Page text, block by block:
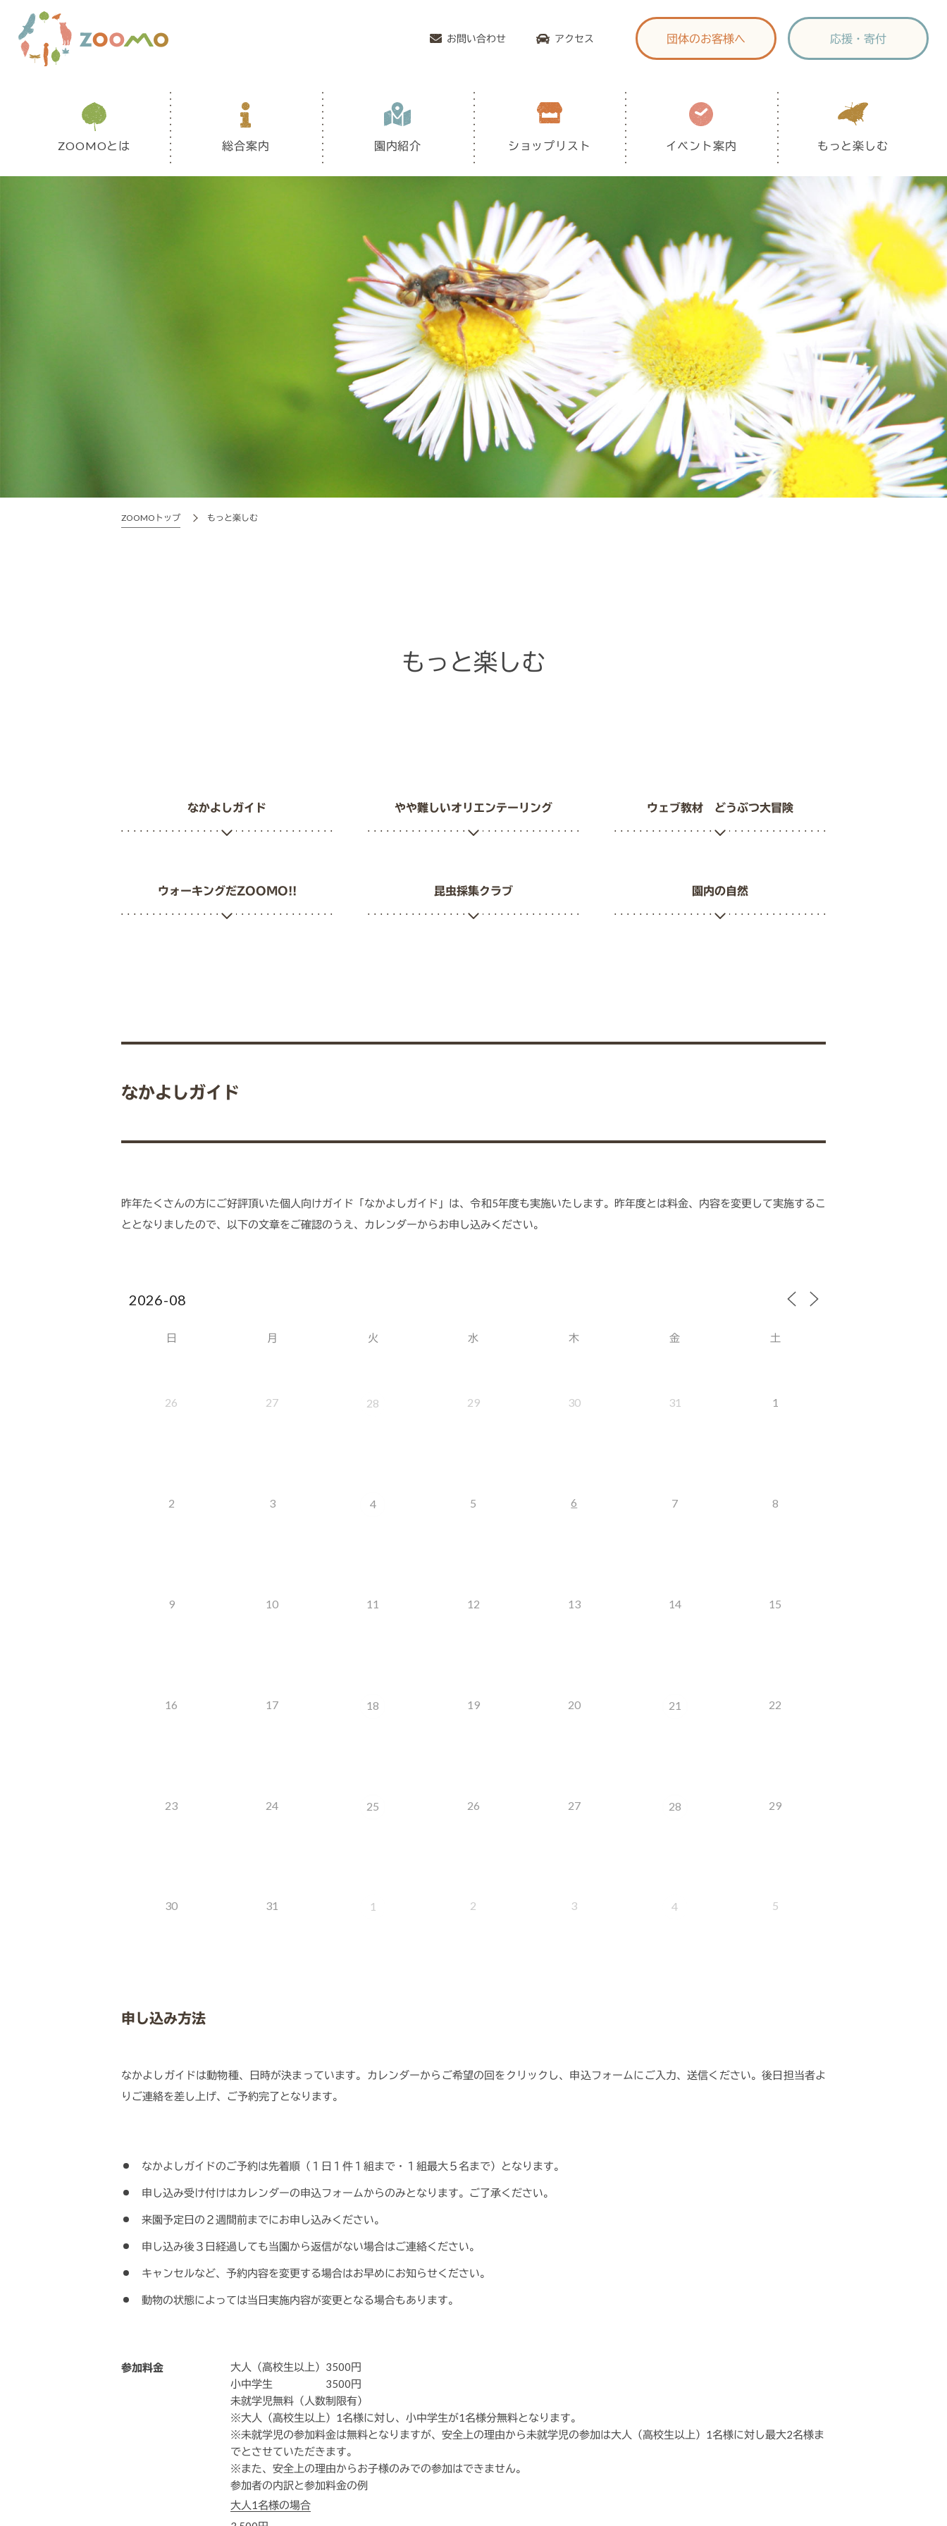
お問い合わせ アクセス 団体のお客様へ 応援・寄付
ZOOMOとは 総合案内 園内紹介 ショップリスト イベント案内 もっと楽しむ
ZOOMOトップ もっと楽しむ
もっと楽しむ
なかよしガイド やや難しいオリエンテーリング ウェブ教材 どうぶつ大冒険
ウォーキングだZOOMO!! 昆虫採集クラブ 園内の自然
なかよしガイド
昨年たくさんの方にご好評頂いた個人向けガイド「なかよしガイド」は、令和5年度も実施いたします。昨年度とは料金、内容を変更して実施するこ
ととなりましたので、以下の文章をご確認のうえ、カレンダーからお申し込みください。
日 月 火 水 木 金 土
26 27 28 29 30 31 1
2 3 4 5 6 7 8
9 10 11 12 13 14 15
16 17 18 19 20 21 22
23 24 25 26 27 28 29
30 31 1 2 3 4 5
申し込み方法
なかよしガイドは動物種、日時が決まっています。カレンダーからご希望の回をクリックし、申込フォームにご入力、送信ください。後日担当者よ
りご連絡を差し上げ、ご予約完了となります。
なかよしガイドのご予約は先着順（１日１件１組まで・１組最大５名まで）となります。
申し込み受け付けはカレンダーの申込フォームからのみとなります。ご了承ください。
来園予定日の２週間前までにお申し込みください。
申し込み後３日経過しても当園から返信がない場合はご連絡ください。
キャンセルなど、予約内容を変更する場合はお早めにお知らせください。
動物の状態によっては当日実施内容が変更となる場合もあります。
参加料金
大人（高校生以上）3500円
小中学生 3500円
未就学児無料（人数制限有）
※大人（高校生以上）1名様に対し、小中学生が1名様分無料となります。
※未就学児の参加料金は無料となりますが、安全上の理由から未就学児の参加は大人（高校生以上）1名様に対し最大2名様ま
でとさせていただきます。
※また、安全上の理由からお子様のみでの参加はできません。
参加者の内訳と参加料金の例
大人1名様の場合